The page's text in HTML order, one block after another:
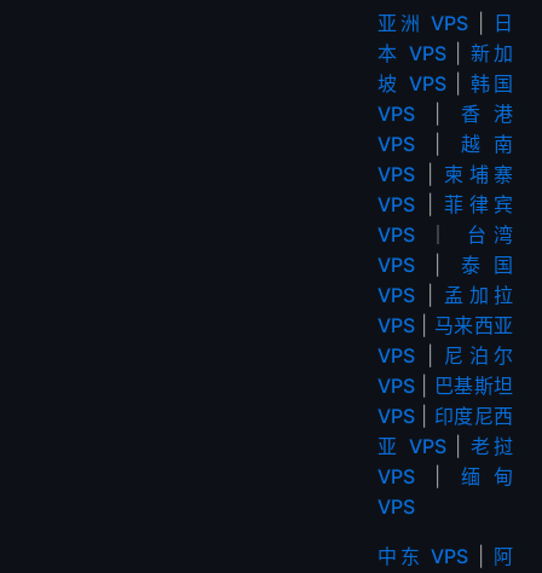
亚洲 VPS
日
本 VPS|新加
坡 VPS|韩国
VPS
香港
VPS
越南
VPS
柬埔寨
VPS
菲律宾
VPS
台湾
VPS
泰国
VPS
孟加拉
VPS
马来西亚
VPS
尼泊尔
VPS
巴基斯坦
VPS
印度尼西
亚 VPS|老挝
VPS
缅甸
VPS
中东 VPS
阿